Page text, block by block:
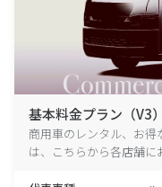
基本料金プラン（V3）
商用車のレンタル、お
は、こちらから各店舗に